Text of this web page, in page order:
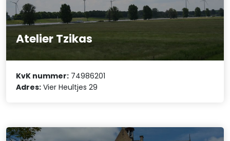
Atelier Tzikas
KvK nummer: 74986201
Adres: Vier Heultjes 29